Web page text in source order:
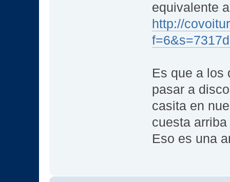
equivalente
http://
Es que a los
pasar a
casita en
cuesta
Eso es una